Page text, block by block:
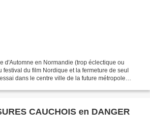
d'Automne en Normandie (trop éclectique ou
festival du film Nordique et la fermeture de seul
dans le centre ville de la future métropole
CAUCHOIS en DANGER